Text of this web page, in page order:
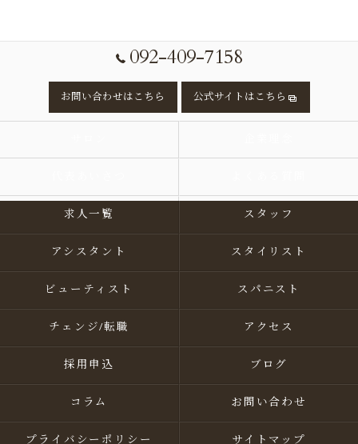
092-409-7158
お問い合わせはこちら 公式サイトはこちら
求人一覧 スタッフ
アシスタント スタイリスト
ビューティスト スパニスト
チェンジ/転職 アクセス
採用申込 ブログ
コラム お問い合わせ
プライバシーポリシー サイトマップ